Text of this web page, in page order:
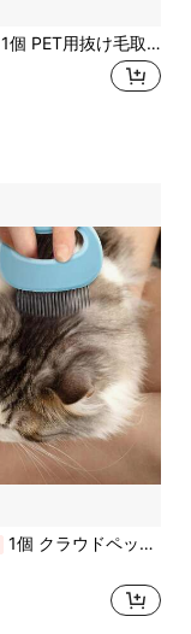
1個 PET用抜け毛取りコーム 猫&犬用、細歯の抜け毛除去グルーミングブラシ、曲線デザイン&人間工学ハンドル、長毛&短毛PET用簡単お手入れツール
1個 クラウドペットコーム、猫犬用ヘアブラシ、涙染み除去コーム、犬猫用ヘアコーム、絡まりや結び目を簡単に取り除く、プロ用グルーミングツール、毛髪の健康を促進、ノミコーム、ダニコーム、犬用ブラシ、猫用ブラシ、犬用品、猫用品、ペット用品、短毛、中毛、長毛のペットに適しています、猫と犬の愛好家へのギフト。